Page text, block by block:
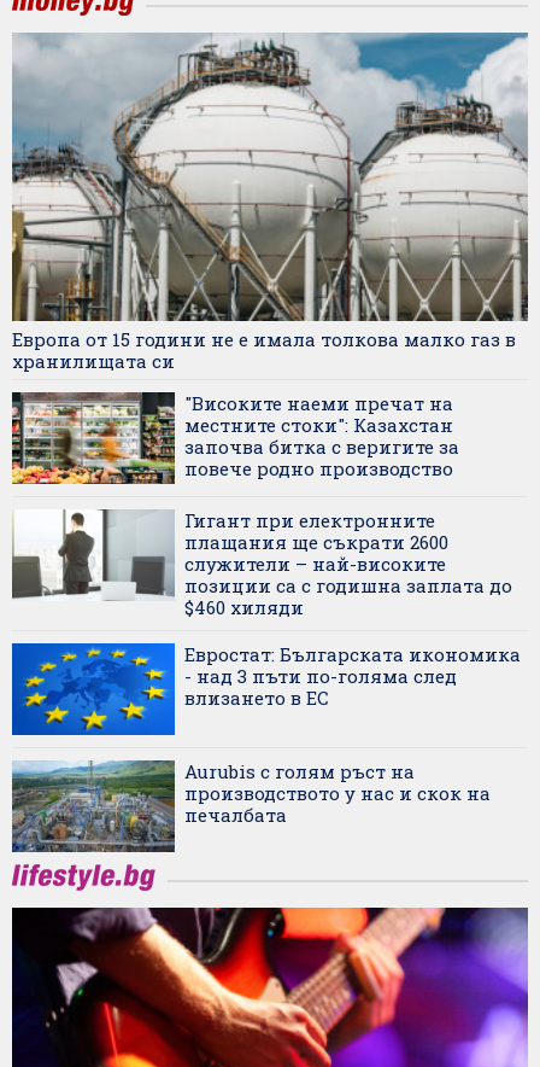
Европа от 15 години не е имала толкова малко газ в
хранилищата си
"Високите наеми пречат на
местните стоки": Казахстан
започва битка с веригите за
повече родно производство
Гигант при електронните
плащания ще съкрати 2600
служители – най-високите
позиции са с годишна заплата до
$460 хиляди
Евростат: Българската икономика
- над 3 пъти по-голяма след
влизането в ЕС
Aurubis с голям ръст на
производството у нас и скок на
печалбата